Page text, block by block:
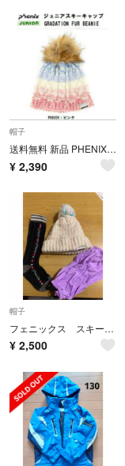
帽子
送料無料 新品 PHENIX フェニックス ジュニア ニット帽 ピンク
¥ 2,390
帽子
フェニックス スキー用ニット帽子＆スキー洋靴下＆ケハン
¥ 2,500